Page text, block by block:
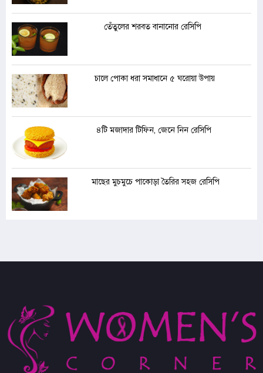
তেঁতুলের শরবত বানানোর রেসিপি
চালে পোকা ধরা সমাধানে ৫ ঘরোয়া উপায়
৪টি মজাদার টিফিন, জেনে নিন রেসিপি
মাছের মুচমুচে পাকোড়া তৈরির সহজ রেসিপি